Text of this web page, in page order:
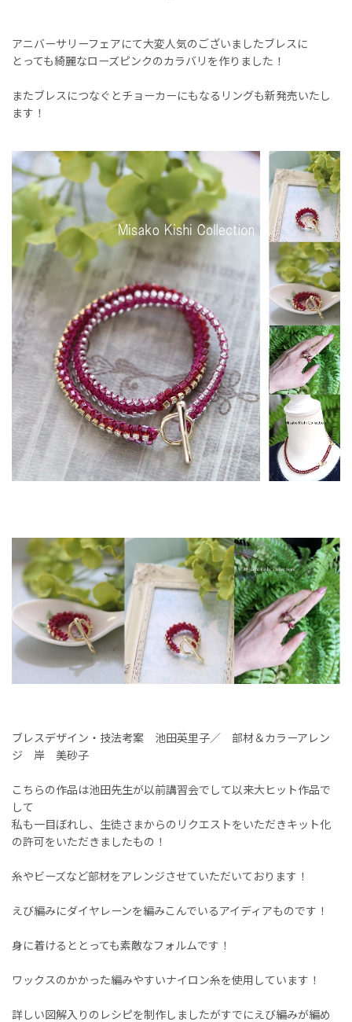
アニバーサリーフェアにて大変人気のございましたブレスに
とっても綺麗なローズピンクのカラバリを作りました！
またブレスにつなぐとチョーカーにもなるリングも新発売いたし
ます！
ブレスデザイン・技法考案 池田英里子／ 部材＆カラーアレン
ジ 岸 美砂子
こちらの作品は池田先生が以前講習会でして以来大ヒット作品で
して
私も一目ぼれし、生徒さまからのリクエストをいただきキット化
の許可をいただきましたもの！
糸やビーズなど部材をアレンジさせていただいております！
えび編みにダイヤレーンを編みこんでいるアイディアものです！
身に着けるととっても素敵なフォルムです！
ワックスのかかった編みやすいナイロン糸を使用しています！
詳しい図解入りのレシピを制作しましたがすでにえび編みが編め